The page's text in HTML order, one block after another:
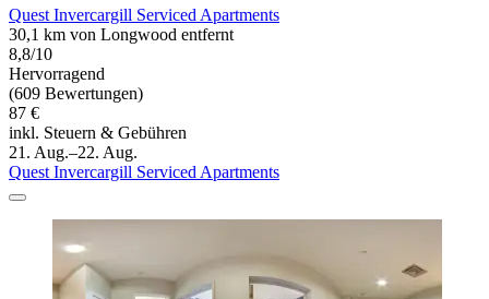
Quest Invercargill Serviced Apartments
30,1 km von Longwood entfernt
8,8/10
Hervorragend
(609 Bewertungen)
87 €
inkl. Steuern & Gebühren
21. Aug.–22. Aug.
Quest Invercargill Serviced Apartments